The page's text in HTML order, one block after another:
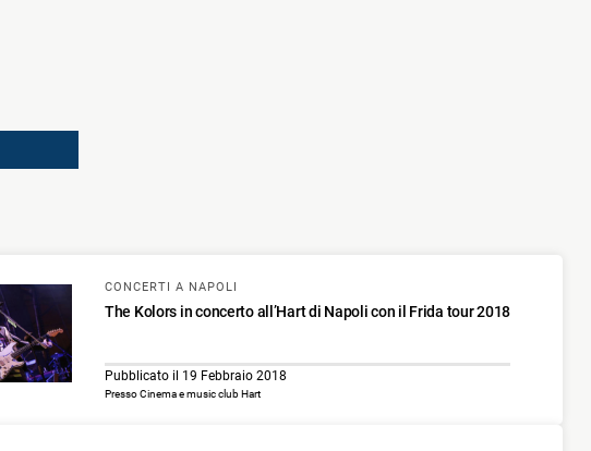
CONCERTI A NAPOLI
The Kolors in concerto all’Hart di Napoli con il Frida tour 2018
Pubblicato il 19 Febbraio 2018
Presso Cinema e music club Hart